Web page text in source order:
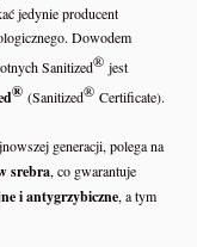
jedynie producent
Dowodem
Sanitized® jest
® (Sanitized® Certificate).
generacji, polega na
srebra, co gwarantuje
i antygrzybiczne, a tym